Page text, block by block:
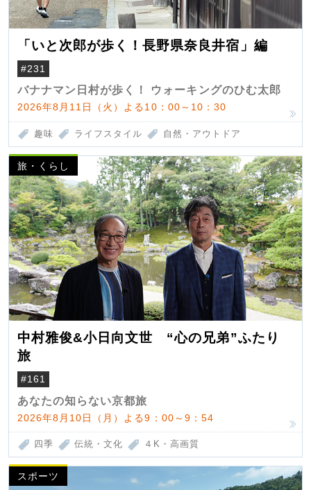
「いと次郎が歩く！長野県奈良井宿」編
#231
バナナマン日村が歩く！ ウォーキングのひむ太郎
2026年8月11日（火）よる10：00～10：30
趣味 ライフスタイル 自然・アウトドア
旅・くらし
中村雅俊&小日向文世 “心の兄弟”ふたり
旅
#161
あなたの知らない京都旅
2026年8月10日（月）よる9：00～9：54
四季 伝統・文化 ４K・高画質
スポーツ